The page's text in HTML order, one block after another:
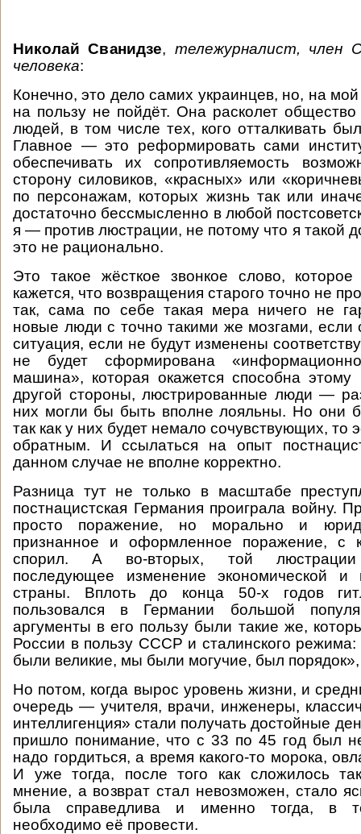
Николай Сванидзе, тележурналист, член
человека:
Конечно, это дело самих украинцев, но, на
на пользу не пойдёт. Она расколет общество
людей, в том числе тех, кого отталкивать
Главное — это реформировать сами
обеспечивать их сопротивляемость
сторону силовиков, «красных» или
по персонажам, которых жизнь так или
достаточно бессмысленно в любой
я — против люстрации, не потому что я такой
это не рационально.
Это такое жёсткое звонкое слово,
кажется, что возвращения старого точно не
так, сама по себе такая мера ничего не
новые люди с точно такими же мозгами, если
ситуация, если не будут изменены
не будет сформирована «информационно-
машина», которая окажется способна этому
другой стороны, люстрированные люди —
них могли бы быть вполне лояльны. Но они
так как у них будет немало сочувствующих,
обратным. И ссылаться на опыт
данном случае не вполне корректно.
Разница тут не только в масштабе
постнацистская Германия проиграла войну.
просто поражение, но морально и
признанное и оформленное поражение, с
спорил. А во-вторых, той люстрации
последующее изменение экономической и
страны. Вплоть до конца 50-х годов
пользовался в Германии большой
аргументы в его пользу были такие же,
России в пользу СССР и сталинского
были великие, мы были могучие, был порядок»,
Но потом, когда вырос уровень жизни, и
очередь — учителя, врачи, инженеры,
интеллигенция» стали получать достойные
пришло понимание, что с 33 по 45 год был
надо гордиться, а время какого-то морока,
И уже тогда, после того как сложилось
мнение, а возврат стал невозможен, стало
была справедлива и именно тогда, в
необходимо её провести.